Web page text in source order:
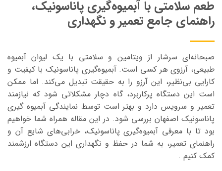
طعم سلامتی با آبمیوه‌گیری پاناسونیک،
راهنمای جامع تعمیر و نگهداری
صبحانه‌ای سرشار از ویتامین و سلامتی با یک لیوان آبمیوه
طبیعی، آرزوی هر کسی است. آبمیوه‌گیری پاناسونیک با کیفیت و
کارایی بی‌نظیر، این آرزو را به حقیقت تبدیل می‌کند. اما ممکن
است این دستگاه پرکاربرد، گاه دچار مشکلاتی شود که نیازمند
تعمیر و سرویس دارد و بهتر است توسط نمایندگی آبمیوه گیری
پاناسونیک اصفهان بررسی شود. در این مقاله همراه شما خواهیم
بود تا با معرفی آبمیوه‌گیری پاناسونیک، خرابی‌های شایع آن و
راهنمای تعمیر، به شما در حفظ و نگهداری این دستگاه ارزشمند
کمک کنیم .